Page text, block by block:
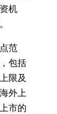
机
范
包括
限及
外上
市的